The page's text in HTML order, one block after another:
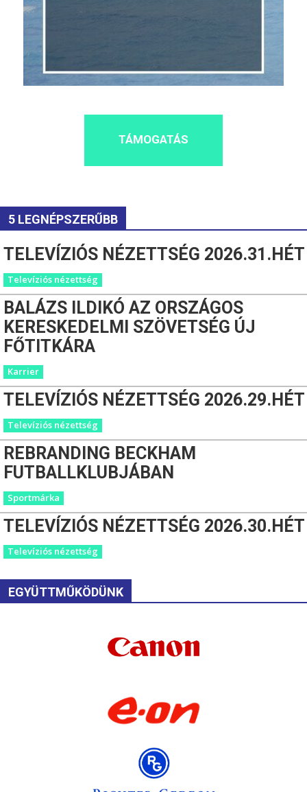
TÁMOGATÁS
5 LEGNÉPSZERŰBB
TELEVÍZIÓS NÉZETTSÉG 2026.31.HÉT
Televíziós nézettség
BALÁZS ILDIKÓ AZ ORSZÁGOS
KERESKEDELMI SZÖVETSÉG ÚJ
FŐTITKÁRA
Karrier
TELEVÍZIÓS NÉZETTSÉG 2026.29.HÉT
Televíziós nézettség
REBRANDING BECKHAM
FUTBALLKLUBJÁBAN
Sportmárka
TELEVÍZIÓS NÉZETTSÉG 2026.30.HÉT
Televíziós nézettség
EGYÜTTMŰKÖDÜNK